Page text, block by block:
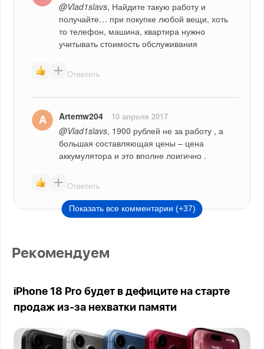
@Vlad1slavs, Найдите такую работу и
получайте… при покупке любой вещи, хоть
то телефон, машина, квартира нужно
учитывать стоимость обслуживания
Ответить
Artemw204 10 апреля 2017
@Vlad1slavs, 1900 рублей не за работу , а
большая составляющая цены – цена
аккумулятора и это вполне лоигично .
Ответить
Показать все комментарии (+37)
Рекомендуем
iPhone 18 Pro будет в дефиците на старте
продаж из-за нехватки памяти